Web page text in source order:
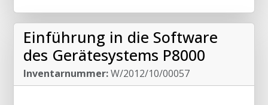
Einführung in die Software
des Gerätesystems P8000
Inventarnummer:W/2012/10/00057